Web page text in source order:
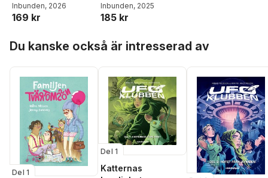
Inbunden, 2026
169 kr
Inbunden, 2025
185 kr
Du kanske också är intresserad av
Del 1
Del 1
Katternas